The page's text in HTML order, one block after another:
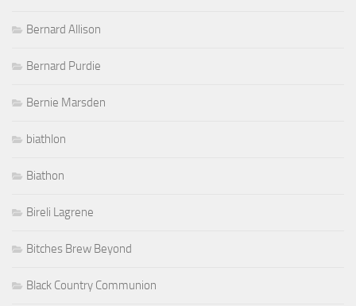
Bernard Allison
Bernard Purdie
Bernie Marsden
biathlon
Biathon
Bireli Lagrene
Bitches Brew Beyond
Black Country Communion